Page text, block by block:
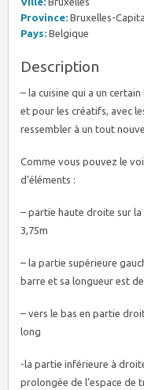
Province: Bruxelles-
Pays: Belgique
Description
– la cuisine qui a un
et pour les créatifs, avec
ressembler à un tout
Comme vous pouvez le
d’éléments :
– partie haute droite sur
3,75m
– la partie supérieure
barre et sa longueur est
– vers le bas en partie
long
-la partie inférieure à
prolongée de l’espace de